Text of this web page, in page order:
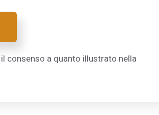
consenso a quanto illustrato nella